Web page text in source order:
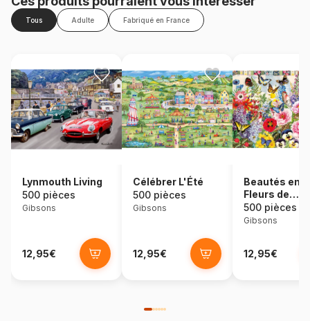
Tous Adulte Fabriqué en France
Lynmouth Living
500 pièces
Gibsons
12,95€
Célébrer L'Été
500 pièces
Gibsons
12,95€
Beautés en
Fleurs de
Pommier
500 pièces
Gibsons
12,95€